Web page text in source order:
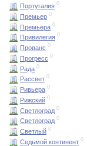
Португалия 0
Премьер 0
Премьера 0
Привилегия 0
Прованс 0
Прогресс 0
Рада 0
Рассвет 0
Ривьера 0
Рижский 0
Светлоград 0
Светлоград 0
Светлый 0
Седьмой континент 0